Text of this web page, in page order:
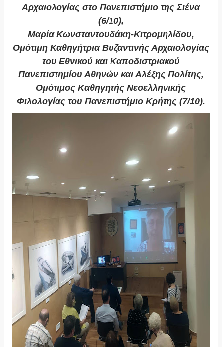
Αρχαιολογίας στο Πανεπιστήμιο της Σιένα
(6/10),
Μαρία Κωνσταντουδάκη-Κιτρομηλίδου,
Ομότιμη Καθηγήτρια Βυζαντινής Αρχαιολογίας
του Εθνικού και Καποδιστριακού
Πανεπιστημίου Αθηνών και Αλέξης Πολίτης,
Ομότιμος Καθηγητής Νεοελληνικής
Φιλολογίας του Πανεπιστήμιο Κρήτης (7/10).